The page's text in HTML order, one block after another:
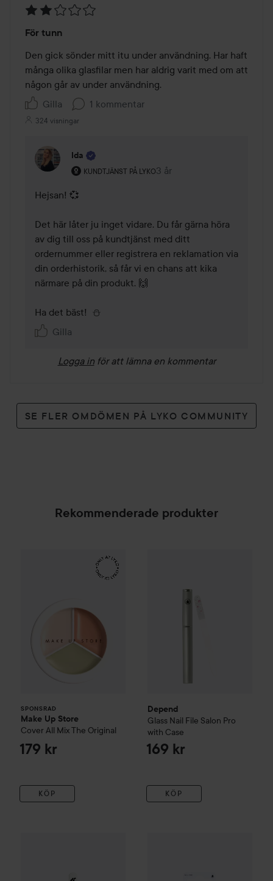
2
av
5
För tunn
Den gick sönder mitt itu under användning. Har haft
många olika glasfilar men har aldrig varit med om att
någon går av under användning.
Gilla
1 kommentar
324 visningar
Ida
KUNDTJÄNST PÅ LYKO
Användarens roll: Kundtjänst på Lyko.
3 år
Kommentaren lades 3 år
Hejsan! 💞
Det här låter ju inget vidare. Du får gärna höra
av dig till oss på kundtjänst med ditt
ordernummer eller registrera en reklamation via
din orderhistorik, så får vi en chans att kika
närmare på din produkt. 🙌
Ha det bäst!  ⛄
Gilla
Logga in för att lämna en kommentar
SE FLER OMDÖMEN PÅ LYKO COMMUNITY
Rekommenderade produkter
SPONSRAD
Make Up Store
Cover All MixThe Original
179 kr
KÖP
Make Up Store
Depend
Glass Nail File Salon Pro
with Case
169 kr
KÖP